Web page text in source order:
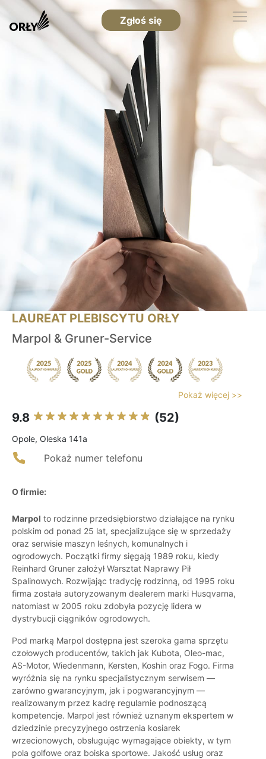
Zgłoś się
LAUREAT PLEBISCYTU ORŁY
Marpol & Gruner-Service
Pokaż więcej >>
9.8 (52)
Opole, Oleska 141a
Pokaż numer telefonu
O firmie:
Marpol to rodzinne przedsiębiorstwo działające na rynku
polskim od ponad 25 lat, specjalizujące się w sprzedaży
oraz serwisie maszyn leśnych, komunalnych i
ogrodowych. Początki firmy sięgają 1989 roku, kiedy
Reinhard Gruner założył Warsztat Naprawy Pił
Spalinowych. Rozwijając tradycję rodzinną, od 1995 roku
firma została autoryzowanym dealerem marki Husqvarna,
natomiast w 2005 roku zdobyła pozycję lidera w
dystrybucji ciągników ogrodowych.
Pod marką Marpol dostępna jest szeroka gama sprzętu
czołowych producentów, takich jak Kubota, Oleo-mac,
AS-Motor, Wiedenmann, Kersten, Koshin oraz Fogo. Firma
wyróżnia się na rynku specjalistycznym serwisem —
zarówno gwarancyjnym, jak i pogwarancyjnym —
realizowanym przez kadrę regularnie podnoszącą
kompetencje. Marpol jest również uznanym ekspertem w
dziedzinie precyzyjnego ostrzenia kosiarek
wrzecionowych, obsługując wymagające obiekty, w tym
pola golfowe oraz boiska sportowe. Jakość usług oraz